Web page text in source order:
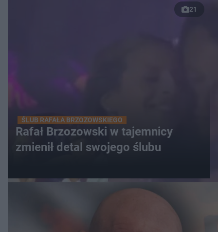
21
ŚLUB RAFAŁA BRZOZOWSKIEGO
Rafał Brzozowski w tajemnicy
zmienił detal swojego ślubu